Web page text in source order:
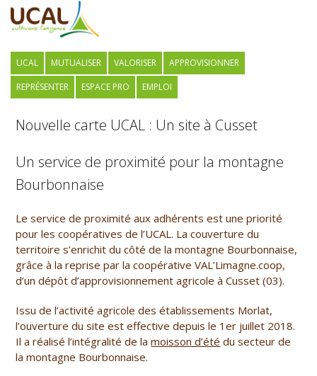
UCAL MUTUALISER VALORISER
APPROVISIONNER
REPRÉSENTER
ESPACE PRO EMPLOI
Nouvelle carte UCAL : Un site à Cusset
Un service de proximité pour la montagne
Bourbonnaise
Le service de proximité aux adhérents est une priorité
pour les coopératives de l’UCAL. La couverture du
territoire s’enrichit du côté de la montagne Bourbonnaise,
grâce à la reprise par la coopérative VAL’Limagne.coop,
d’un dépôt d’approvisionnement agricole à Cusset (03).
Issu de l’activité agricole des établissements Morlat,
l’ouverture du site est effective depuis le 1er juillet 2018.
Il a réalisé l’intégralité de lamoisson d’été du secteur de
la montagne Bourbonnaise.